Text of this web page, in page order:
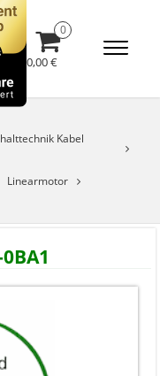
0,00 €
Kabel
Linearmotor